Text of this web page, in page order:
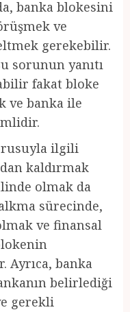
banka blokesini
ve
gerekebilir.
sorunun yanıtı
fakat bloke
ve banka ile
ilgili
kaldırmak
olmak da
sürecinde,
ve finansal
Ayrıca, banka
belirlediği
gerekli